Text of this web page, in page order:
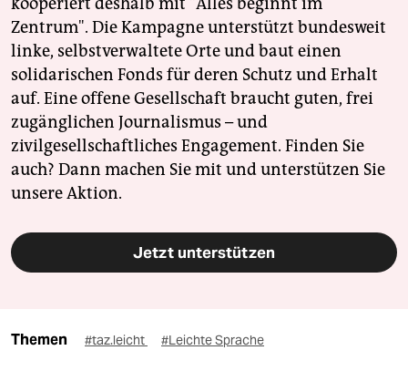
Zentrum". Die Kampagne unterstützt bundesweit
linke, selbstverwaltete Orte und baut einen
solidarischen Fonds für deren Schutz und Erhalt
auf. Eine offene Gesellschaft braucht guten, frei
zugänglichen Journalismus – und
zivilgesellschaftliches Engagement. Finden Sie
auch? Dann machen Sie mit und unterstützen Sie
unsere Aktion.
Jetzt unterstützen
Themen #taz.leicht #Leichte Sprache